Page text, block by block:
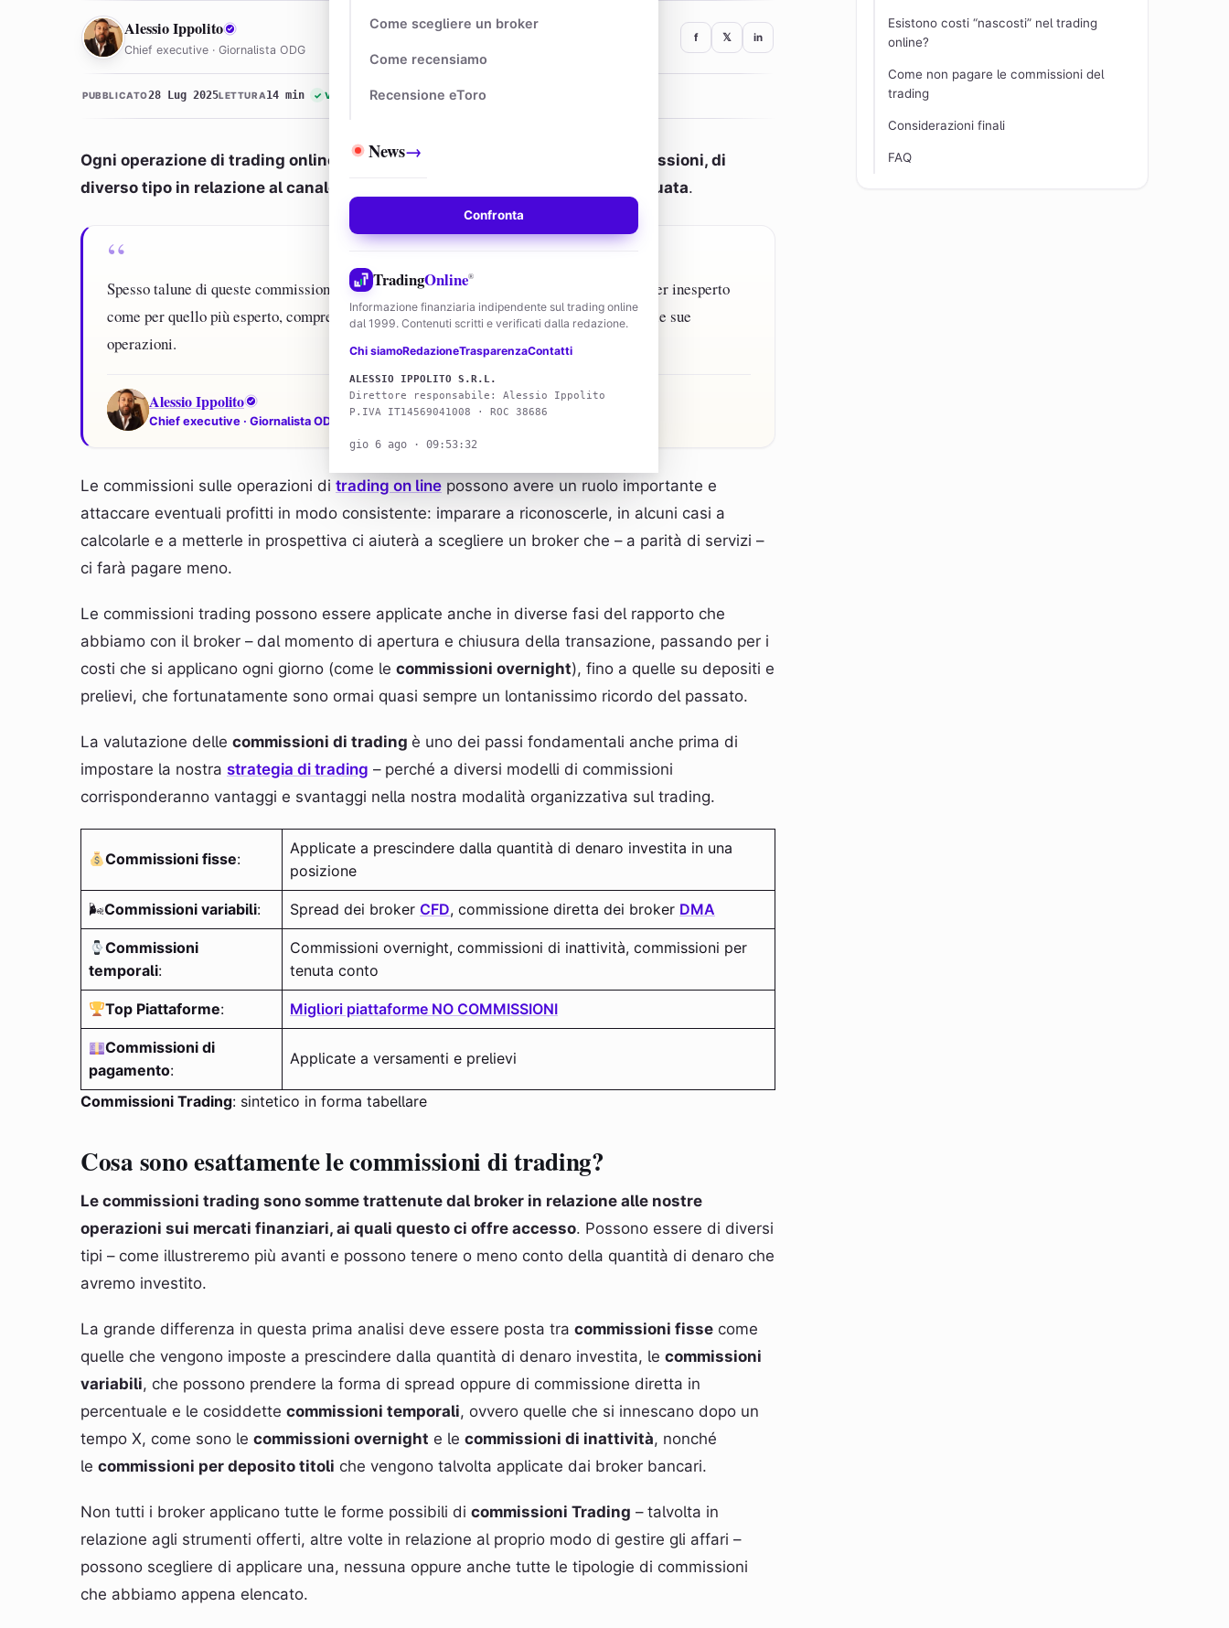
Come scegliere un broker
Come recensiamo
Recensione eToro
News→
Confronta
TradingOnline®
Informazione finanziaria indipendente sul trading online
dal 1999. Contenuti scritti e verificati dalla redazione.
Chi siamoRedazioneTrasparenzaContatti
ALESSIO IPPOLITO S.R.L.
Direttore responsabile: Alessio Ippolito
P.IVA IT14569041008 · ROC 38686
gio 6 ago · 09:53:33
AI Alessio Ippolito
Chief executive · Giornalista ODG
f 𝕏 in
PUBBLICATO28 Lug 2025LETTURA14 min ✓ VERIFICATO
Ogni operazione di trading online è accompagnata dal pagamento di commissioni, di
diverso tipo in relazione al canale, al broker e alla tipologia di trading effettuata.
Spesso talune di queste commissioni sono poco trasparenti e rendono difficile, per il trader inesperto
come per quello più esperto, comprendere effettivamente quali siano i costi coinvolti nelle sue
operazioni.
AI Alessio Ippolito
Chief executive · Giornalista ODG
Le commissioni sulle operazioni di trading on line possono avere un ruolo importante e
attaccare eventuali profitti in modo consistente: imparare a riconoscerle, in alcuni casi a
calcolarle e a metterle in prospettiva ci aiuterà a scegliere un broker che – a parità di servizi –
ci farà pagare meno.
Le commissioni trading possono essere applicate anche in diverse fasi del rapporto che
abbiamo con il broker – dal momento di apertura e chiusura della transazione, passando per i
costi che si applicano ogni giorno (come le commissioni overnight), fino a quelle su depositi e
prelievi, che fortunatamente sono ormai quasi sempre un lontanissimo ricordo del passato.
La valutazione delle commissioni di trading è uno dei passi fondamentali anche prima di
impostare la nostra strategia di trading – perché a diversi modelli di commissioni
corrisponderanno vantaggi e svantaggi nella nostra modalità organizzativa sul trading.
Commissioni fisse:
Applicate a prescindere dalla quantità di denaro investita in una
posizione
🌬Commissioni variabili: Spread dei broker CFD, commissione diretta dei broker DMA
Commissioni
temporali:
Commissioni overnight, commissioni di inattività, commissioni per
tenuta conto
Top Piattaforme: Migliori piattaforme NO COMMISSIONI
Commissioni di
pagamento:
Applicate a versamenti e prelievi
Commissioni Trading: sintetico in forma tabellare
Cosa sono esattamente le commissioni di trading?
Le commissioni trading sono somme trattenute dal broker in relazione alle nostre
operazioni sui mercati finanziari, ai quali questo ci offre accesso. Possono essere di diversi
tipi – come illustreremo più avanti e possono tenere o meno conto della quantità di denaro che
avremo investito.
La grande differenza in questa prima analisi deve essere posta tra commissioni fisse come
quelle che vengono imposte a prescindere dalla quantità di denaro investita, le commissioni
variabili, che possono prendere la forma di spread oppure di commissione diretta in
percentuale e le cosiddette commissioni temporali, ovvero quelle che si innescano dopo un
tempo X, come sono le commissioni overnight e le commissioni di inattività, nonché
le commissioni per deposito titoli che vengono talvolta applicate dai broker bancari.
Non tutti i broker applicano tutte le forme possibili di commissioni Trading – talvolta in
relazione agli strumenti offerti, altre volte in relazione al proprio modo di gestire gli affari –
possono scegliere di applicare una, nessuna oppure anche tutte le tipologie di commissioni
che abbiamo appena elencato.
Esistono costi “nascosti” nel trading
online?
Come non pagare le commissioni del
trading
Considerazioni finali
FAQ